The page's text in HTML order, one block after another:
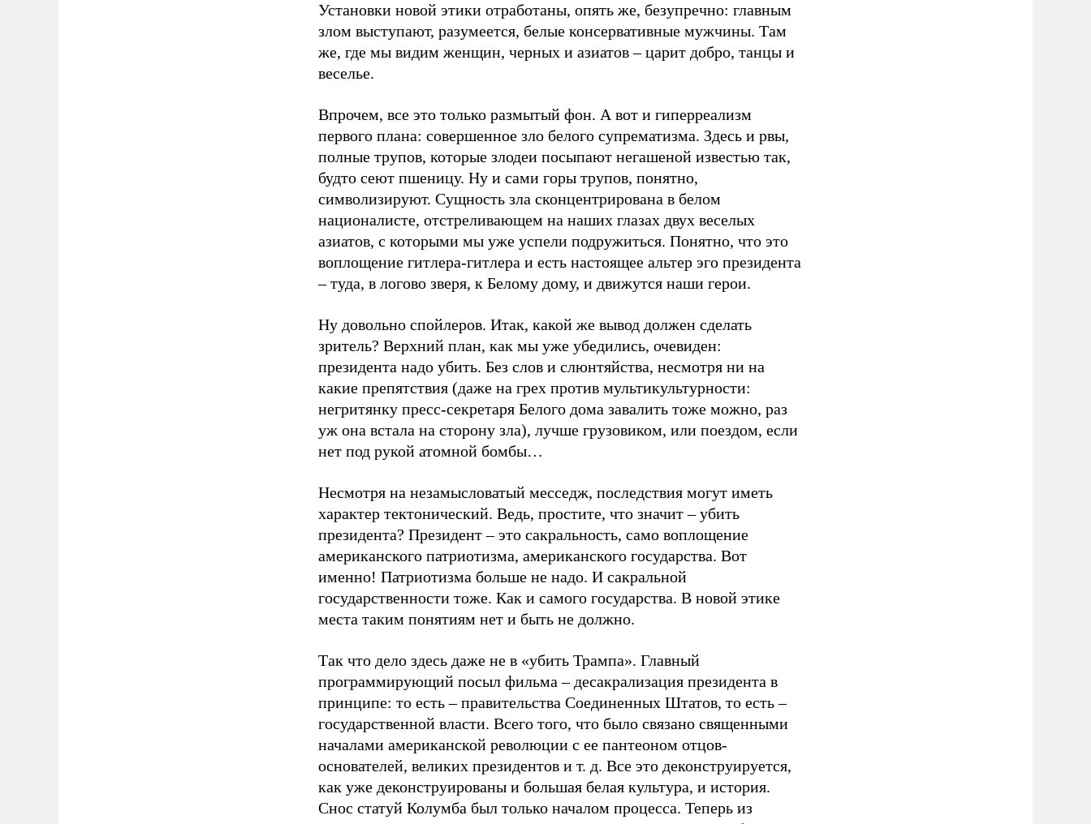
Установки новой этики отработаны, опять же, безупречно: главным
злом выступают, разумеется, белые консервативные мужчины. Там
же, где мы видим женщин, черных и азиатов – царит добро, танцы и
веселье.
Впрочем, все это только размытый фон. А вот и гиперреализм
первого плана: совершенное зло белого супрематизма. Здесь и рвы,
полные трупов, которые злодеи посыпают негашеной известью так,
будто сеют пшеницу. Ну и сами горы трупов, понятно,
символизируют. Сущность зла сконцентрирована в белом
националисте, отстреливающем на наших глазах двух веселых
азиатов, с которыми мы уже успели подружиться. Понятно, что это
воплощение гитлера-гитлера и есть настоящее альтер эго президента
– туда, в логово зверя, к Белому дому, и движутся наши герои.
Ну довольно спойлеров. Итак, какой же вывод должен сделать
зритель? Верхний план, как мы уже убедились, очевиден:
президента надо убить. Без слов и слюнтяйства, несмотря ни на
какие препятствия (даже на грех против мультикультурности:
негритянку пресс-секретаря Белого дома завалить тоже можно, раз
уж она встала на сторону зла), лучше грузовиком, или поездом, если
нет под рукой атомной бомбы…
Несмотря на незамысловатый месседж, последствия могут иметь
характер тектонический. Ведь, простите, что значит – убить
президента? Президент – это сакральность, само воплощение
американского патриотизма, американского государства. Вот
именно! Патриотизма больше не надо. И сакральной
государственности тоже. Как и самого государства. В новой этике
места таким понятиям нет и быть не должно.
Так что дело здесь даже не в «убить Трампа». Главный
программирующий посыл фильма – десакрализация президента в
принципе: то есть – правительства Соединенных Штатов, то есть –
государственной власти. Всего того, что было связано священными
началами американской революции с ее пантеоном отцов-
основателей, великих президентов и т. д. Все это деконструируется,
как уже деконструированы и большая белая культура, и история.
Снос статуй Колумба был только началом процесса. Теперь из